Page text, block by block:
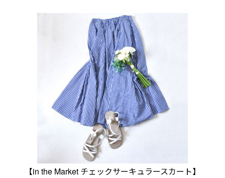
【in the Market チェックサーキュラースカート】